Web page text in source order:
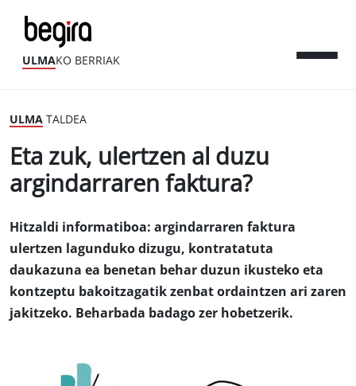
ULMAKO BERRIAK
ULMA TALDEA
Eta zuk, ulertzen al duzu
argindarraren faktura?
Hitzaldi informatiboa: argindarraren faktura
ulertzen lagunduko dizugu, kontratatuta
daukazuna ea benetan behar duzun ikusteko eta
kontzeptu bakoitzagatik zenbat ordaintzen ari zaren
jakitzeko. Beharbada badago zer hobetzerik.